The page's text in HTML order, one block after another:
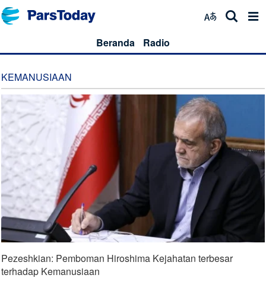
Beranda Radio
KEMANUSIAAN
Pezeshkian: Pemboman Hiroshima Kejahatan terbesar
terhadap Kemanusiaan